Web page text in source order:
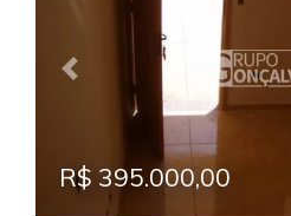
Previous
R$ 395.000,00